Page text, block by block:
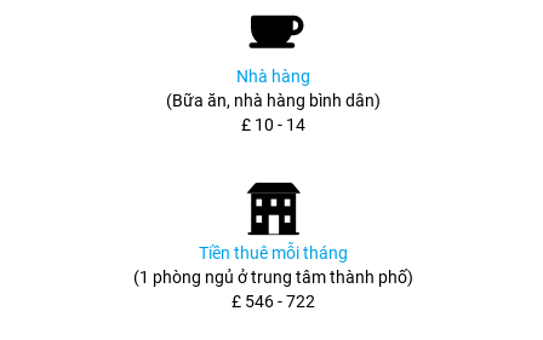
Nhà hàng
(Bữa ăn, nhà hàng bình dân)
£ 10 - 14
Tiền thuê mỗi tháng
(1 phòng ngủ ở trung tâm thành phố)
£ 546 - 722